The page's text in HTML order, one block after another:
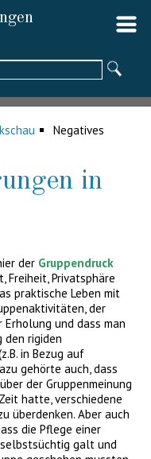
Negatives
in
der Gruppendruck
Freiheit, Privatsphäre
praktische Leben mit
der
und dass man
den rigiden
in Bezug auf
gehörte auch, dass
der Gruppenmeinung
hatte, verschiedene
überdenken. Aber auch
die Pflege einer
galt und